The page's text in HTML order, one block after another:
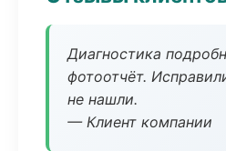
Диагностика
фотоотчёт.
не нашли.
— Клиент компании